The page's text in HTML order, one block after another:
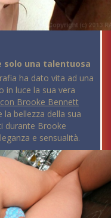
solo una talentuosa
ha dato vita ad una
in luce la sua vera
Brooke Bennett
bellezza della sua
durante Brooke
e sensualità.